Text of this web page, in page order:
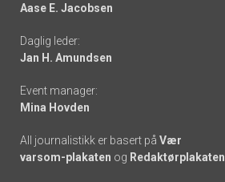
-
links
Aase E. Jacobsen
Daglig leder:
Jan H. Amundsen
Event manager:
Mina Hovden
All journalistikk er basert på Vær
varsom-plakaten og Redaktørplakaten